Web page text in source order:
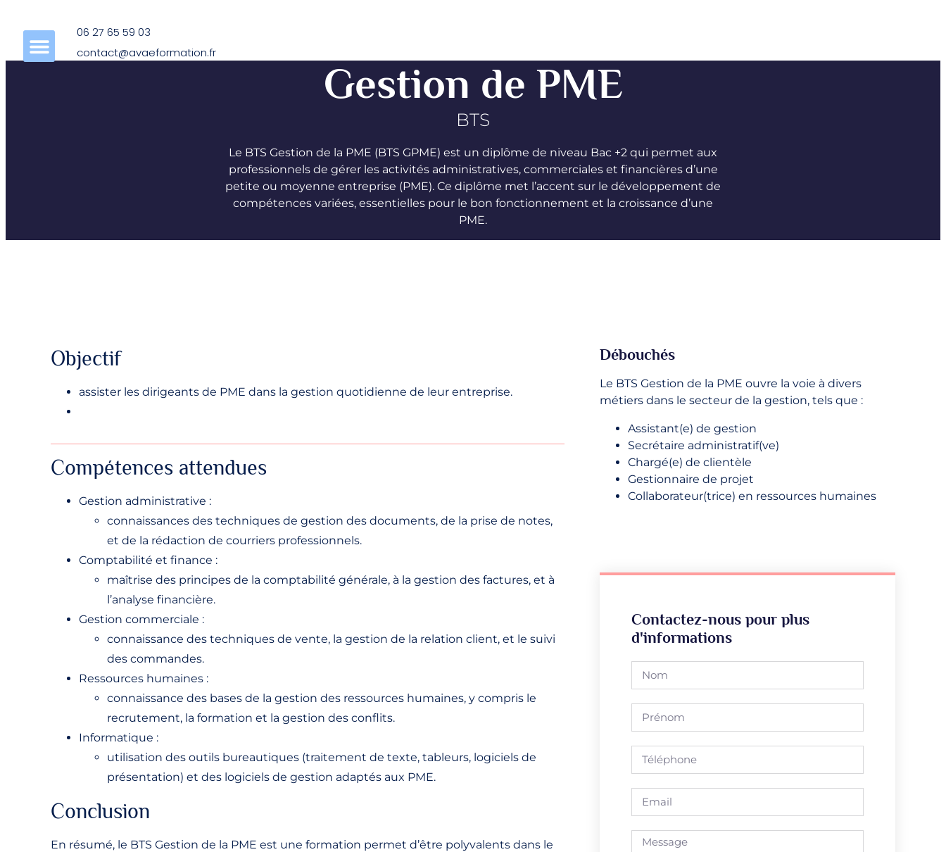
06 27 65 59 03
contact@avaeformation.fr
Gestion de PME
BTS
Le BTS Gestion de la PME (BTS GPME) est un diplôme de niveau Bac +2 qui permet aux
professionnels de gérer les activités administratives, commerciales et financières d’une
petite ou moyenne entreprise (PME). Ce diplôme met l’accent sur le développement de
compétences variées, essentielles pour le bon fonctionnement et la croissance d’une
PME.
Objectif
assister les dirigeants de PME dans la gestion quotidienne de leur entreprise.
Compétences attendues
Gestion administrative :
connaissances des techniques de gestion des documents, de la prise de notes,
et de la rédaction de courriers professionnels.
Comptabilité et finance :
maîtrise des principes de la comptabilité générale, à la gestion des factures, et à
l’analyse financière.
Gestion commerciale :
connaissance des techniques de vente, la gestion de la relation client, et le suivi
des commandes.
Ressources humaines :
connaissance des bases de la gestion des ressources humaines, y compris le
recrutement, la formation et la gestion des conflits.
Informatique :
utilisation des outils bureautiques (traitement de texte, tableurs, logiciels de
présentation) et des logiciels de gestion adaptés aux PME.
Conclusion
En résumé, le BTS Gestion de la PME est une formation permet d’être polyvalents dans le
Débouchés
Le BTS Gestion de la PME ouvre la voie à divers
métiers dans le secteur de la gestion, tels que :
Assistant(e) de gestion
Secrétaire administratif(ve)
Chargé(e) de clientèle
Gestionnaire de projet
Collaborateur(trice) en ressources humaines
Contactez-nous pour plus
d'informations